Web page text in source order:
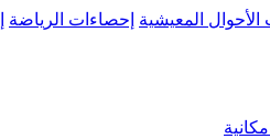
الأحوال المعيشية إحصاءات الرياضة